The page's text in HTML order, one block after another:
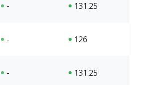
- 131.25
- 126
- 131.25